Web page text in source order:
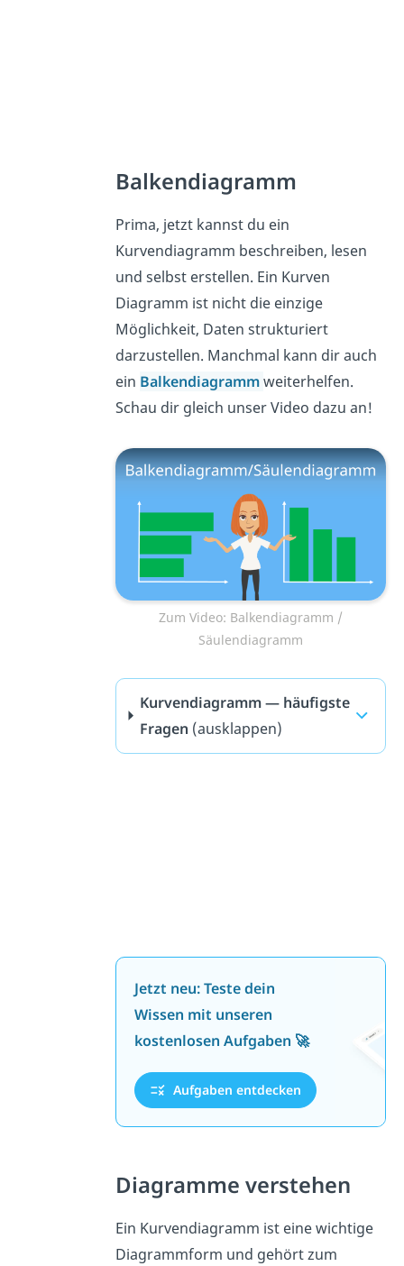
Balkendiagramm
Prima, jetzt kannst du ein
Kurvendiagramm beschreiben, lesen
und selbst erstellen. Ein Kurven
Diagramm ist nicht die einzige
Möglichkeit, Daten strukturiert
darzustellen. Manchmal kann dir auch
ein Balkendiagramm weiterhelfen.
Schau dir gleich unser Video dazu an!
Zum Video: Balkendiagramm /
Säulendiagramm
Kurvendiagramm — häufigste
Fragen (ausklappen)
Jetzt neu: Teste dein
Wissen mit unseren
kostenlosen Aufgaben 🚀
Aufgaben entdecken
Diagramme verstehen
Ein Kurvendiagramm ist eine wichtige
Diagrammform und gehört zum